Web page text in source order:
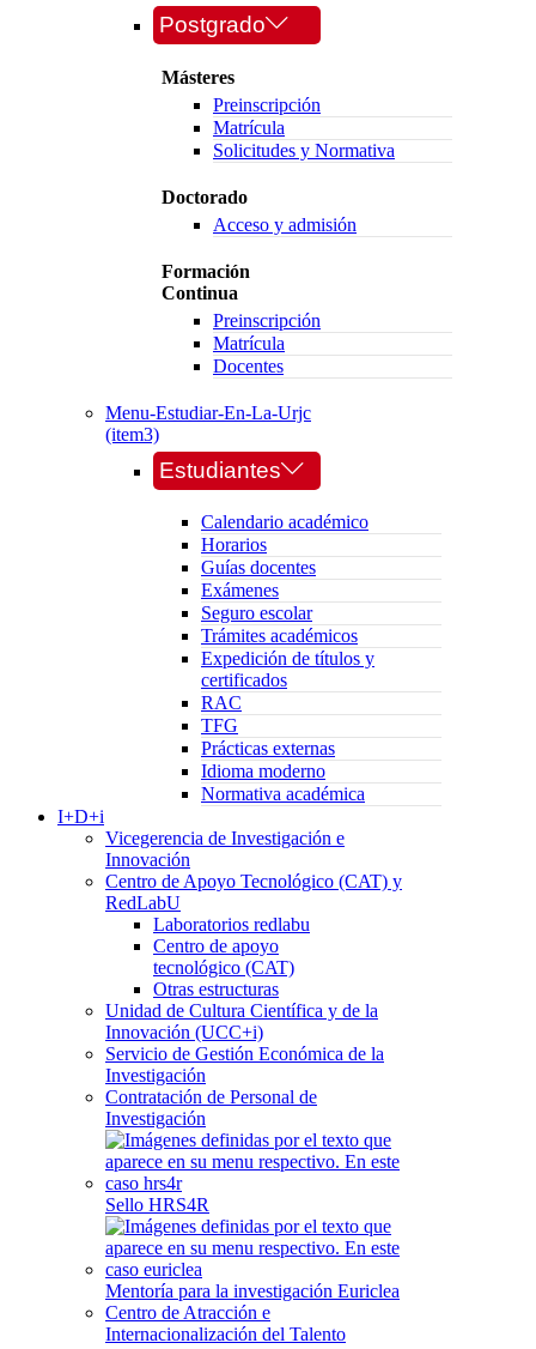
Postgrado
Másteres
Preinscripción
Matrícula
Solicitudes y Normativa
Doctorado
Acceso y admisión
Formación
Continua
Preinscripción
Matrícula
Docentes
Menu-Estudiar-En-La-Urjc
(item3)
Estudiantes
Calendario académico
Horarios
Guías docentes
Exámenes
Seguro escolar
Trámites académicos
Expedición de títulos y
certificados
RAC
TFG
Prácticas externas
Idioma moderno
Normativa académica
I+D+i
Vicegerencia de Investigación e
Innovación
Centro de Apoyo Tecnológico (CAT) y
RedLabU
Laboratorios redlabu
Centro de apoyo
tecnológico (CAT)
Otras estructuras
Unidad de Cultura Científica y de la
Innovación (UCC+i)
Servicio de Gestión Económica de la
Investigación
Contratación de Personal de
Investigación
Sello HRS4R
Mentoría para la investigación Euriclea
Centro de Atracción e
Internacionalización del Talento